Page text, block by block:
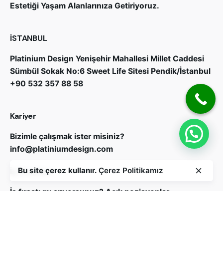
Estetiği Yaşam Alanlarınıza Getiriyoruz.
İSTANBUL
Platinium Design Yenişehir Mahallesi Millet Caddesi
Sümbül Sokak No:6 Sweet Life Sitesi Pendik/İstanbul
+90 532 357 88 58
Kariyer
Bizimle çalışmak ister misiniz?
info@platiniumdesign.com
İş Fırsatları
İş fırsatı mı arıyorsunuz? Açık pozisyonlar
Bu site çerez kullanır. Çerez Politikamız